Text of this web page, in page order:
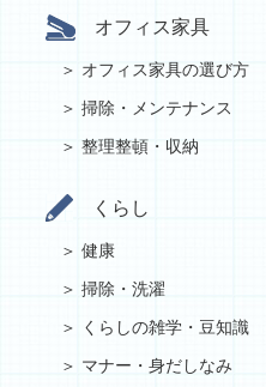
オフィス家具
オフィス家具の選び方
掃除・メンテナンス
整理整頓・収納
くらし
健康
掃除・洗濯
くらしの雑学・豆知識
マナー・身だしなみ